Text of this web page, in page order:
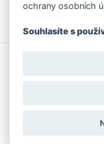
ochrany osobních
Souhlasíte s